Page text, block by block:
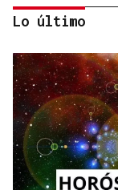
CANEDO
Lo último